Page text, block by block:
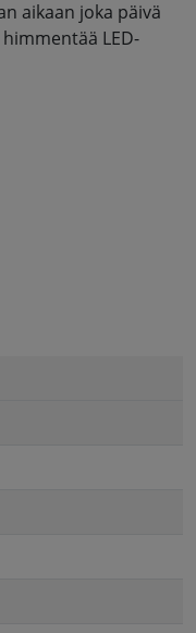
aikaan joka päivä
LED-